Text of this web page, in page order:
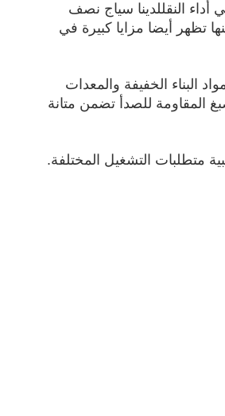
النقللدينا سياج نصف
تظهر أيضا مزايا كبيرة في
البناء الخفيفة والمعدات
المقاومة للصدأ تضمن متانة
متطلبات التشغيل المختلفة.